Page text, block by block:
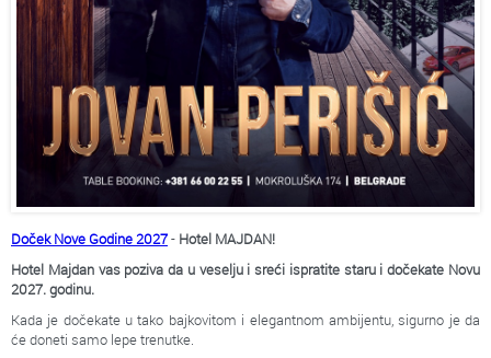
Doček Nove Godine 2027- Hotel MAJDAN!
Hotel Majdan vas poziva da u veselju i sreći ispratite staru i dočekate Novu
2027. godinu.
Kada je dočekate u tako bajkovitom i elegantnom ambijentu, sigurno je da
će doneti samo lepe trenutke.